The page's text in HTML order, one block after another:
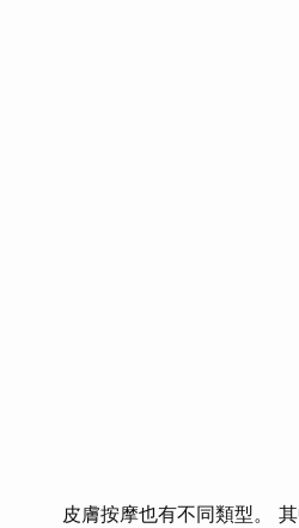
皮膚按摩也有不同類型。